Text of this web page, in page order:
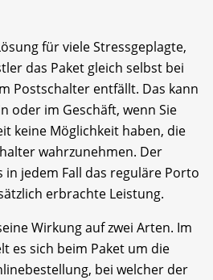
für viele Stressgeplagte,
das Paket gleich selbst bei
Postschalter entfällt. Das kann
oder im Geschäft, wenn Sie
keine Möglichkeit haben, die
wahrzunehmen. Der
jedem Fall das reguläre Porto
erbrachte Leistung.
Wirkung auf zwei Arten. Im
es sich beim Paket um die
bei welcher der